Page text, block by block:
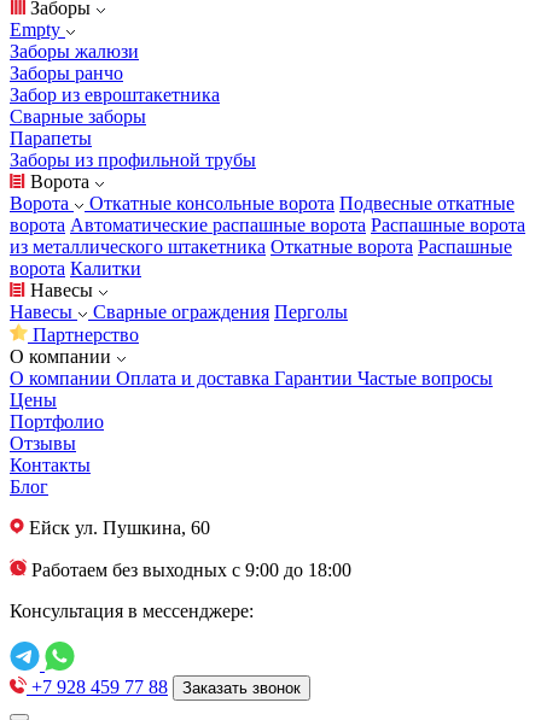
Заборы
Empty
Заборы жалюзи
Заборы ранчо
Забор из евроштакетника
Сварные заборы
Парапеты
Заборы из профильной трубы
Ворота
Ворота
Откатные консольные ворота Подвесные откатные
ворота Автоматические распашные ворота Распашные ворота
из металлического штакетника Откатные ворота Распашные
ворота Калитки
Навесы
Навесы
Сварные ограждения Перголы
Партнерство
О компании
О компании Оплата и доставка Гарантии Частые вопросы
Цены
Портфолио
Отзывы
Контакты
Блог
Ейск ул. Пушкина, 60
Работаем без выходных с 9:00 до 18:00
Консультация в мессенджере:
+7 928 459 77 88 Заказать звонок